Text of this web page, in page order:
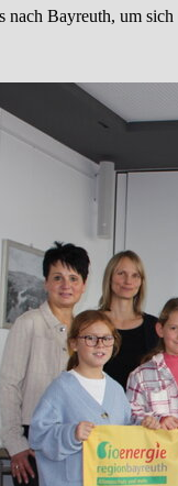
nach Bayreuth, um